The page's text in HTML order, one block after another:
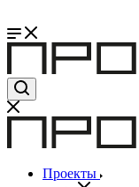
Проекты